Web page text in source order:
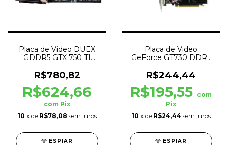
Placa de Video DUEX
GDDR5 GTX 750 TI
R$780,82
R$624,66
com Pix
10 x de R$78,08 sem juros
ESPIAR
Placa de Video
GeForce GT730 DDR3
R$244,44
R$195,55 com
Pix
10 x de R$24,44 sem juros
ESPIAR